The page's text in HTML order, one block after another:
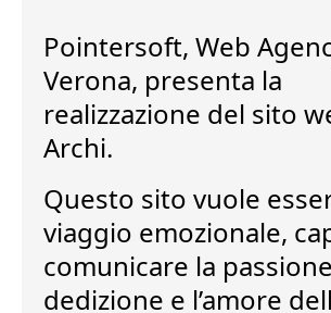
Pointersoft, Web
Verona, presenta la
realizzazione del sito
Archi.
Questo sito vuole
viaggio emozionale,
comunicare la
dedizione e l’amore